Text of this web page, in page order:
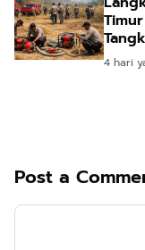
4 hari
Post a